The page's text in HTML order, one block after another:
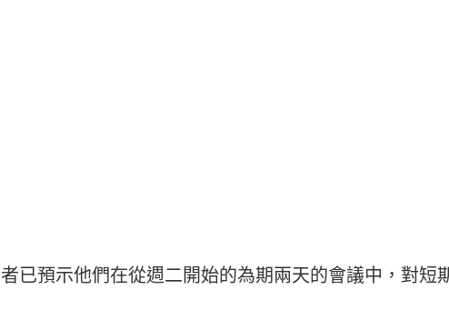
已預示他們在從週二開始的為期兩天的會議中，對短